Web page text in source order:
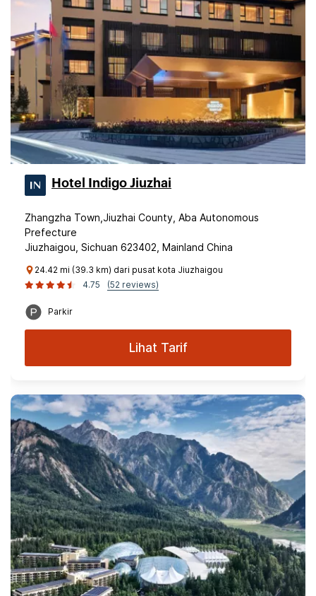
Hotel Indigo Jiuzhai
Zhangzha Town,Jiuzhai County, Aba Autonomous
Prefecture
Jiuzhaigou, Sichuan 623402, Mainland China
24.42 mi (39.3 km) dari pusat kota Jiuzhaigou
4.75
(52 reviews)
Parkir
Lihat Tarif